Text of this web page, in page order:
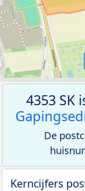
4353 SK
De
Kerncijfers